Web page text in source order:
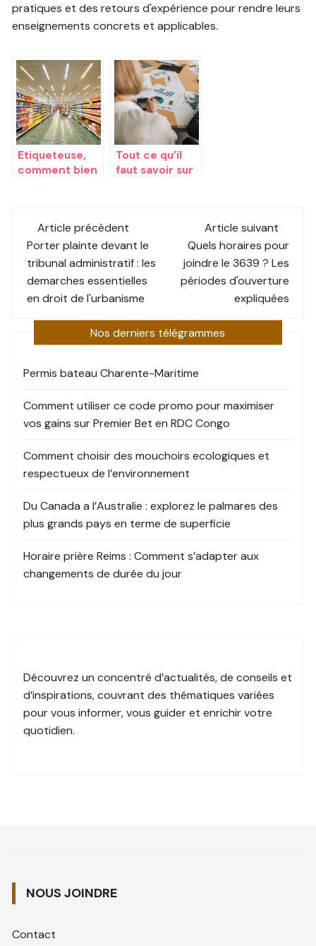
pratiques et des retours d'expérience pour rendre leurs
enseignements concrets et applicables.
Etiqueteuse,
comment bien
Tout ce qu’il
faut savoir sur
commerciale
Post
navigation
Article précèdent
Porter plainte devant le
tribunal administratif : les
demarches essentielles
en droit de l'urbanisme
Article suivant
Quels horaires pour
joindre le 3639 ? Les
périodes d'ouverture
expliquées
Nos derniers télégrammes
Permis bateau Charente-Maritime
Comment utiliser ce code promo pour maximiser
vos gains sur Premier Bet en RDC Congo
Comment choisir des mouchoirs ecologiques et
respectueux de l’environnement
Du Canada a l’Australie : explorez le palmares des
plus grands pays en terme de superficie
Horaire prière Reims : Comment s’adapter aux
changements de durée du jour
Découvrez unconcentré d’actualités, de conseils et
d’inspirations, couvrant des thématiques variées
pour vous informer, vous guider etenrichir votre
quotidien.
NOUS JOINDRE
Contact